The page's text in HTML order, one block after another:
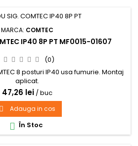
MARCA: COMTEC
IP40 8P PT MF0015-01607
(0)
8 posturi IP40 usa fumurie. Montaj
aplicat.
47,26 lei / buc
 Adauga in cos
 În Stoc